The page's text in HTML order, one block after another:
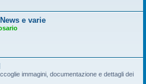
e varie
immagini, documentazione e dettagli dei